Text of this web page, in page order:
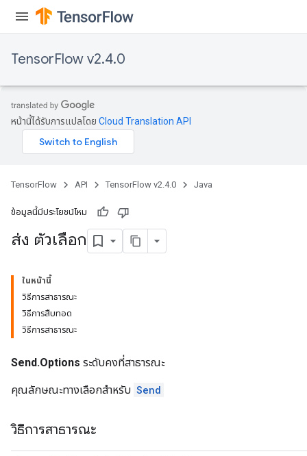
TensorFlow v2.4.0
หน้านี้ได้รับการแปลโดย Cloud Translation API
TensorFlow API TensorFlow v2.4.0 Java
ข้อมูลนี้มีประโยชน์ไหม
ส่ง ตัวเลือก
ในหน้านี้
วิธีการสาธารณะ
วิธีการสืบทอด
วิธีการสาธารณะ
Send.Options ระดับคงที่สาธารณะ
คุณลักษณะทางเลือกสำหรับ Send
วิธีการสาธารณะ